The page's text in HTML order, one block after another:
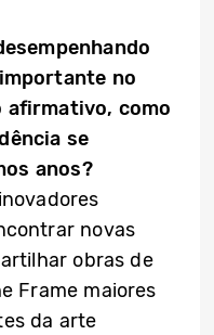
no
afirmativo, como
se
anos?
novas
obras de
Frame maiores
da arte